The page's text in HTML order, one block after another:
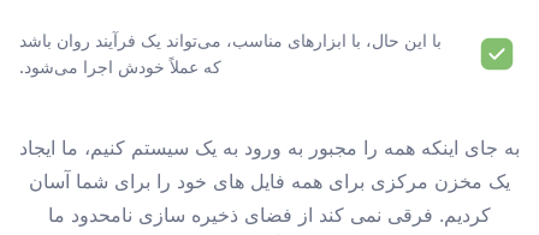
با این حال، با ابزارهای مناسب، می‌تواند یک فرآیند روان باشد
که عملاً خودش اجرا می‌شود.
به جای اینکه همه را مجبور به ورود به یک سیستم کنیم، ما ایجاد
یک مخزن مرکزی برای همه فایل های خود را برای شما آسان
کردیم. فرقی نمی کند از فضای ذخیره سازی نامحدود ما